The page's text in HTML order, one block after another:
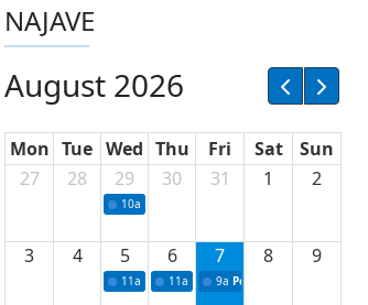
NAJAVE
August 2026
Mon Tue Wed Thu Fri Sat
Sun
27
28 29
10a Potpisivanje ugovora sa neprofitnim
30 31 1 2
3 4 5
11a Potpisivanje ugovora o stipendijama
6
11a Podrška razvoju vodne
7
9a Početak izgradnje nove
8 9